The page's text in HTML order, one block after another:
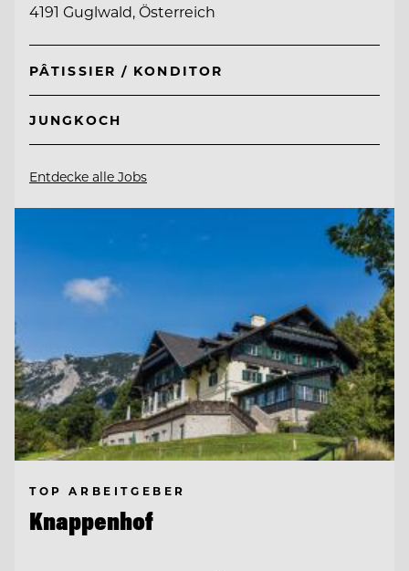
4191 Guglwald, Österreich
PÂTISSIER / KONDITOR
JUNGKOCH
Entdecke alle Jobs
TOP ARBEITGEBER
Knappenhof